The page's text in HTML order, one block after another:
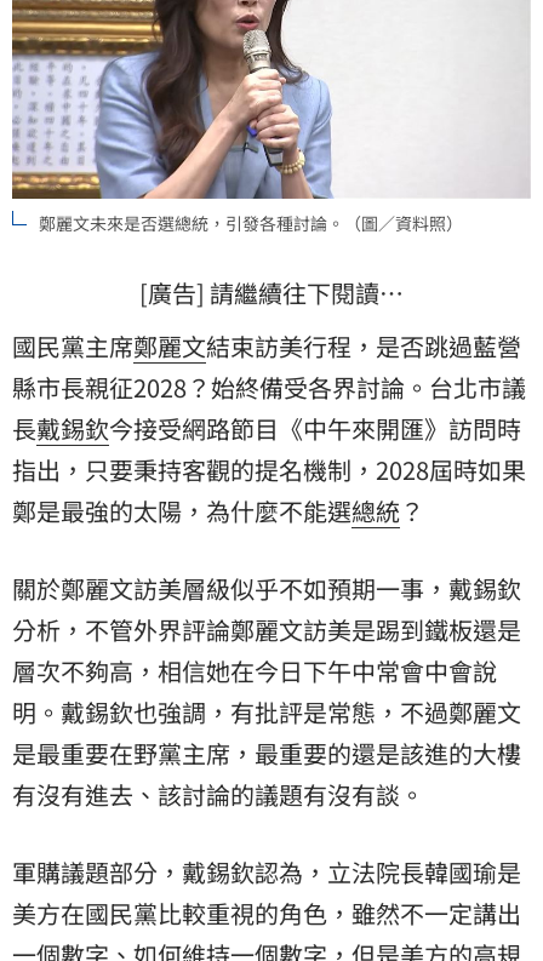
鄭麗文未來是否選總統，引發各種討論。（圖／資料照）
[廣告] 請繼續往下閱讀…
國民黨主席鄭麗文結束訪美行程，是否跳過藍營
縣市長親征2028？始終備受各界討論。台北市議
長戴錫欽今接受網路節目《中午來開匯》訪問時
指出，只要秉持客觀的提名機制，2028屆時如果
鄭是最強的太陽，為什麼不能選總統？
關於鄭麗文訪美層級似乎不如預期一事，戴錫欽
分析，不管外界評論鄭麗文訪美是踢到鐵板還是
層次不夠高，相信她在今日下午中常會中會說
明。戴錫欽也強調，有批評是常態，不過鄭麗文
是最重要在野黨主席，最重要的還是該進的大樓
有沒有進去、該討論的議題有沒有談。
軍購議題部分，戴錫欽認為，立法院長韓國瑜是
美方在國民黨比較重視的角色，雖然不一定講出